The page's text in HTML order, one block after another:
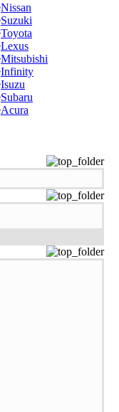
Nissan
Suzuki
Toyota
Lexus
Mitsubishi
Infinity
Isuzu
Subaru
Acura